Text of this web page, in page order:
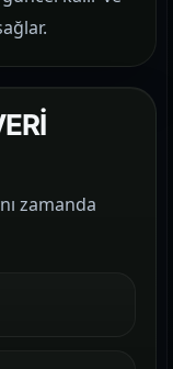
zamanda